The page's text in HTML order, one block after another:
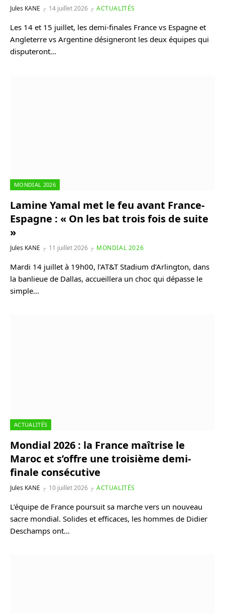
Jules KANE 14 juillet 2026 ACTUALITÉS
Les 14 et 15 juillet, les demi-finales France vs Espagne et
Angleterre vs Argentine désigneront les deux équipes qui
disputeront…
MONDIAL 2026
Lamine Yamal met le feu avant France-
Espagne : « On les bat trois fois de suite
»
Jules KANE 11 juillet 2026 MONDIAL 2026
Mardi 14 juillet à 19h00, l’AT&T Stadium d’Arlington, dans
la banlieue de Dallas, accueillera un choc qui dépasse le
simple…
ACTUALITÉS
Mondial 2026 : la France maîtrise le
Maroc et s’offre une troisième demi-
finale consécutive
Jules KANE 10 juillet 2026 ACTUALITÉS
L’équipe de France poursuit sa marche vers un nouveau
sacre mondial. Solides et efficaces, les hommes de Didier
Deschamps ont…